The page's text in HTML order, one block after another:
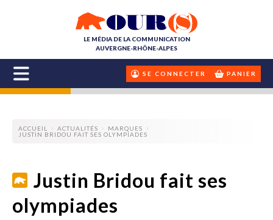
LE MÉDIA DE LA COMMUNICATION
AUVERGNE-RHÔNE-ALPES
SE CONNECTER PANIER
ACCUEIL ACTUALITÉS
MARQUES
JUSTIN BRIDOU FAIT SES OLYMPIADES
Justin Bridou fait ses
olympiades